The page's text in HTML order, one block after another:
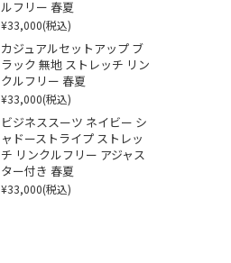
ルフリー 春夏
¥33,000(税込)
カジュアルセットアップ ブ
ラック 無地 ストレッチ リン
クルフリー 春夏
¥33,000(税込)
ビジネススーツ ネイビー シ
ャドーストライプ ストレッ
チ リンクルフリー アジャス
ター付き 春夏
¥33,000(税込)